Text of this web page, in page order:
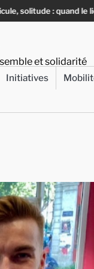
social devient
et solidarité
Initiatives